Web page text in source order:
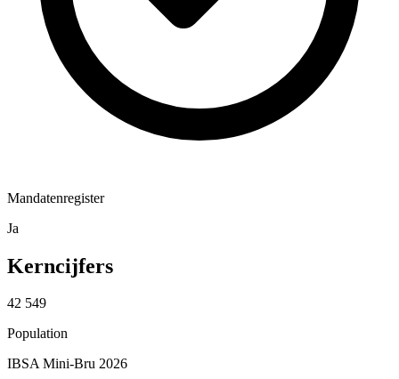
Mandatenregister
Ja
Kerncijfers
42 549
Population
IBSA Mini-Bru 2026